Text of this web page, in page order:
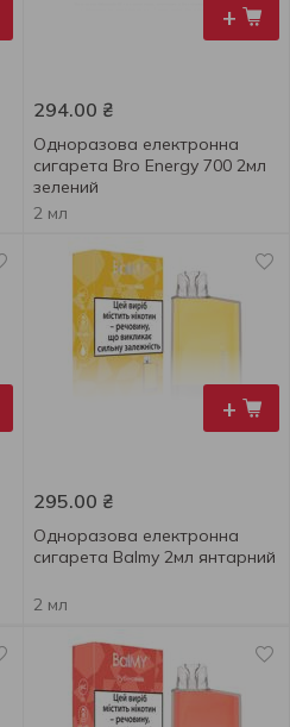
+
294.00 ₴
Одноразова електронна
сигарета Bro Energy 700 2мл
зелений
2 мл
+
295.00 ₴
Одноразова електронна
сигарета Balmy 2мл янтарний
2 мл